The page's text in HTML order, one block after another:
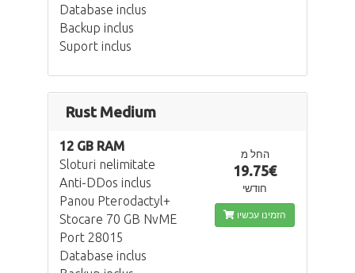
Database inclus
Backup inclus
Suport inclus
Rust Medium
12 GB RAM
Sloturi nelimitate
Anti-DDos inclus
Panou Pterodactyl+
Stocare 70 GB NvME
Port 28015
Database inclus
החל מ
19.75€
חודשי
הזמינו עכשיו